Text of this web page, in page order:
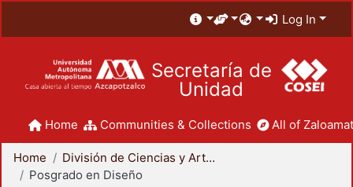
Log In
Secretaría de
Unidad
Home Communities & Collections All of
Home
División de Ciencias y Artes para el Diseño
Posgrado en Diseño